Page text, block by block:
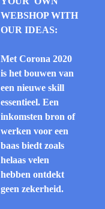
WEBSHOP WITH
OUR IDEAS:
Met Corona 2020
is het bouwen van
een nieuwe skill
essentieel. Een
inkomsten bron of
werken voor een
baas biedt zoals
helaas velen
hebben ontdekt
geen zekerheid.